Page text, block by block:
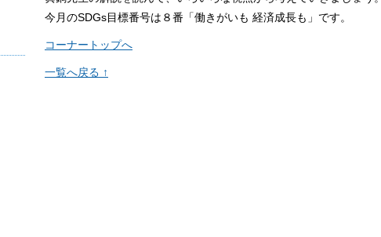
今月のSDGs目標番号は８番「働きがいも 経済成長も」です。
コーナートップへ
一覧へ戻る ↑